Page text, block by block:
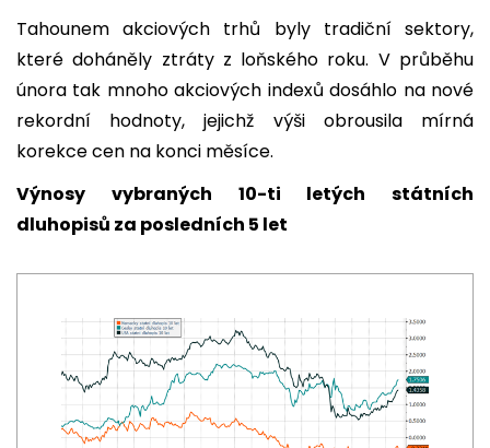
Tahounem akciových trhů byly tradiční sektory,
které doháněly ztráty z loňského roku. V průběhu
února tak mnoho akciových indexů dosáhlo na nové
rekordní hodnoty, jejichž výši obrousila mírná
korekce cen na konci měsíce.
Výnosy vybraných 10-ti letých státních
dluhopisů za posledních 5 let